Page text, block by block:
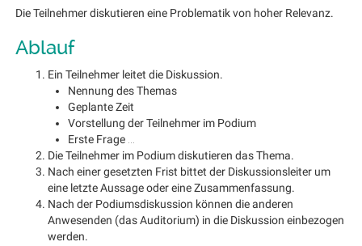
Die Teilnehmer diskutieren eine Problematik von hoher Relevanz.
Ablauf
Ein Teilnehmer leitet die Diskussion.
Nennung des Themas
Geplante Zeit
Vorstellung der Teilnehmer im Podium
Erste Frage …
Die Teilnehmer im Podium diskutieren das Thema.
Nach einer gesetzten Frist bittet der Diskussionsleiter um
eine letzte Aussage oder eine Zusammenfassung.
Nach der Podiumsdiskussion können die anderen
Anwesenden (das Auditorium) in die Diskussion einbezogen
werden.